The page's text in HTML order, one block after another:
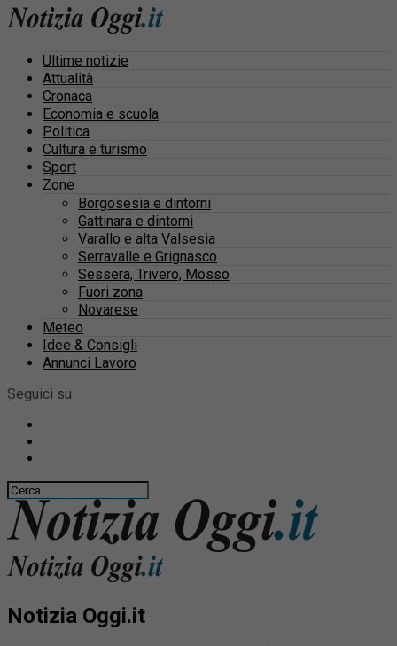
Ultime notizie
Attualità
Cronaca
Economia e scuola
Politica
Cultura e turismo
Sport
Zone
Borgosesia e dintorni
Gattinara e dintorni
Varallo e alta Valsesia
Serravalle e Grignasco
Sessera, Trivero, Mosso
Fuori zona
Novarese
Meteo
Idee & Consigli
Annunci Lavoro
Seguici su
Notizia Oggi.it